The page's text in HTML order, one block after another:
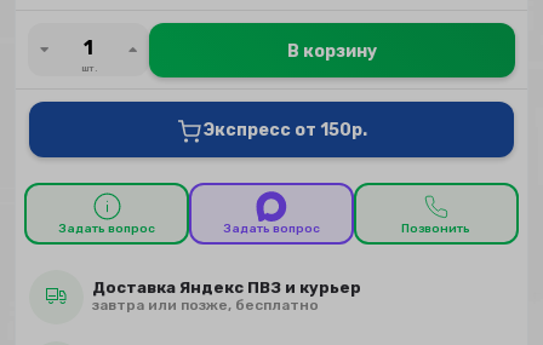
шт.
В корзину
Экспресс от 150р.
Задать вопрос Задать вопрос Позвонить
Доставка Яндекс ПВЗ и курьер
завтра или позже, бесплатно